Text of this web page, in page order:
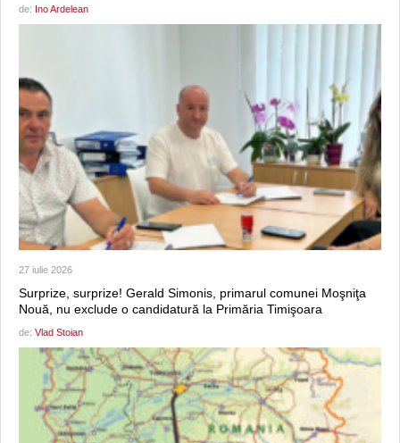
de: Ino Ardelean
27 iulie 2026
Surprize, surprize! Gerald Simonis, primarul comunei Moşniţa
Nouă, nu exclude o candidatură la Primăria Timişoara
de: Vlad Stoian